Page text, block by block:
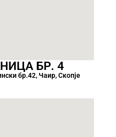
БР. 4
бр.42, Чаир, Скопје